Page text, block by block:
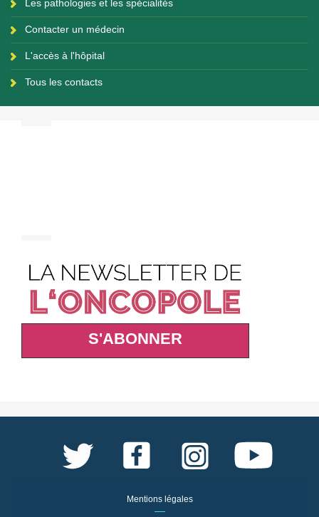
Les pathologies et les spécialités
Contacter un médecin
L'accès à l'hôpital
Tous les contacts
S'ABONNER
Mentions légales